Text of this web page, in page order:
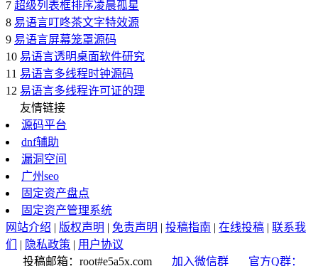
7 超级列表框排序凌晨孤星
8 易语言叮咚茶文字特效源
9 易语言屏幕笼罩源码
10 易语言透明桌面软件研究
11 易语言多线程时钟源码
12 易语言多线程许可证的理
友情链接
源码平台
dnf辅助
漏洞空间
广州seo
固定资产盘点
固定资产管理系统
网站介绍 | 版权声明 | 免责声明 | 投稿指南 | 在线投稿 | 联系我
们
| 隐私政策 | 用户协议
投稿邮箱：root#e5a5x.com
加入微信群 官方Q群：